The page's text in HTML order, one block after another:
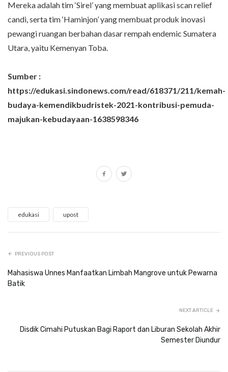
Mereka adalah tim ‘Sirel’ yang membuat aplikasi scan relief
candi, serta tim ‘Haminjon’ yang membuat produk inovasi
pewangi ruangan berbahan dasar rempah endemic Sumatera
Utara, yaitu Kemenyan Toba.
Sumber :
https://edukasi.sindonews.com/read/618371/211/kemah-
budaya-kemendikbudristek-2021-kontribusi-pemuda-
majukan-kebudayaan-1638598346
edukasi upost
PREVIOUS POST
Mahasiswa Unnes Manfaatkan Limbah Mangrove untuk Pewarna
Batik
NEXT ARTICLE
Disdik Cimahi Putuskan Bagi Raport dan Liburan Sekolah Akhir
Semester Diundur